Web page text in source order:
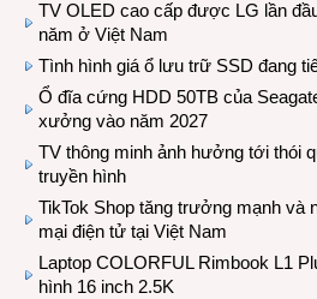
TV OLED cao cấp được LG lần
năm ở Việt Nam
Tình hình giá ổ lưu trữ SSD đang
Ổ đĩa cứng HDD 50TB của
xưởng vào năm 2027
TV thông minh ảnh hưởng tới thói
truyền hình
TikTok Shop tăng trưởng mạnh và
mại điện tử tại Việt Nam
Laptop COLORFUL Rimbook L1
hình 16 inch 2.5K